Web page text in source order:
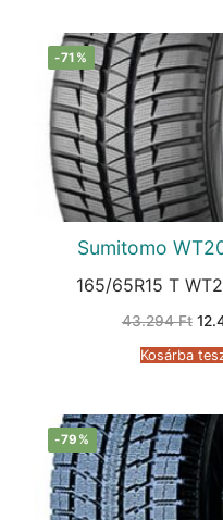
-71%
Sumitomo
165/65R15 T
43.294Ft
Kosárba
-79%